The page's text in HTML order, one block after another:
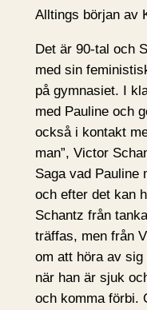
Alltings början av
Det är 90-tal och
med sin
på gymnasiet. I
med Pauline och
också i kontakt
man”, Victor
Saga vad Pauline
och efter det kan
Schantz från
träffas, men från
om att höra av
när han är sjuk
och komma förbi.